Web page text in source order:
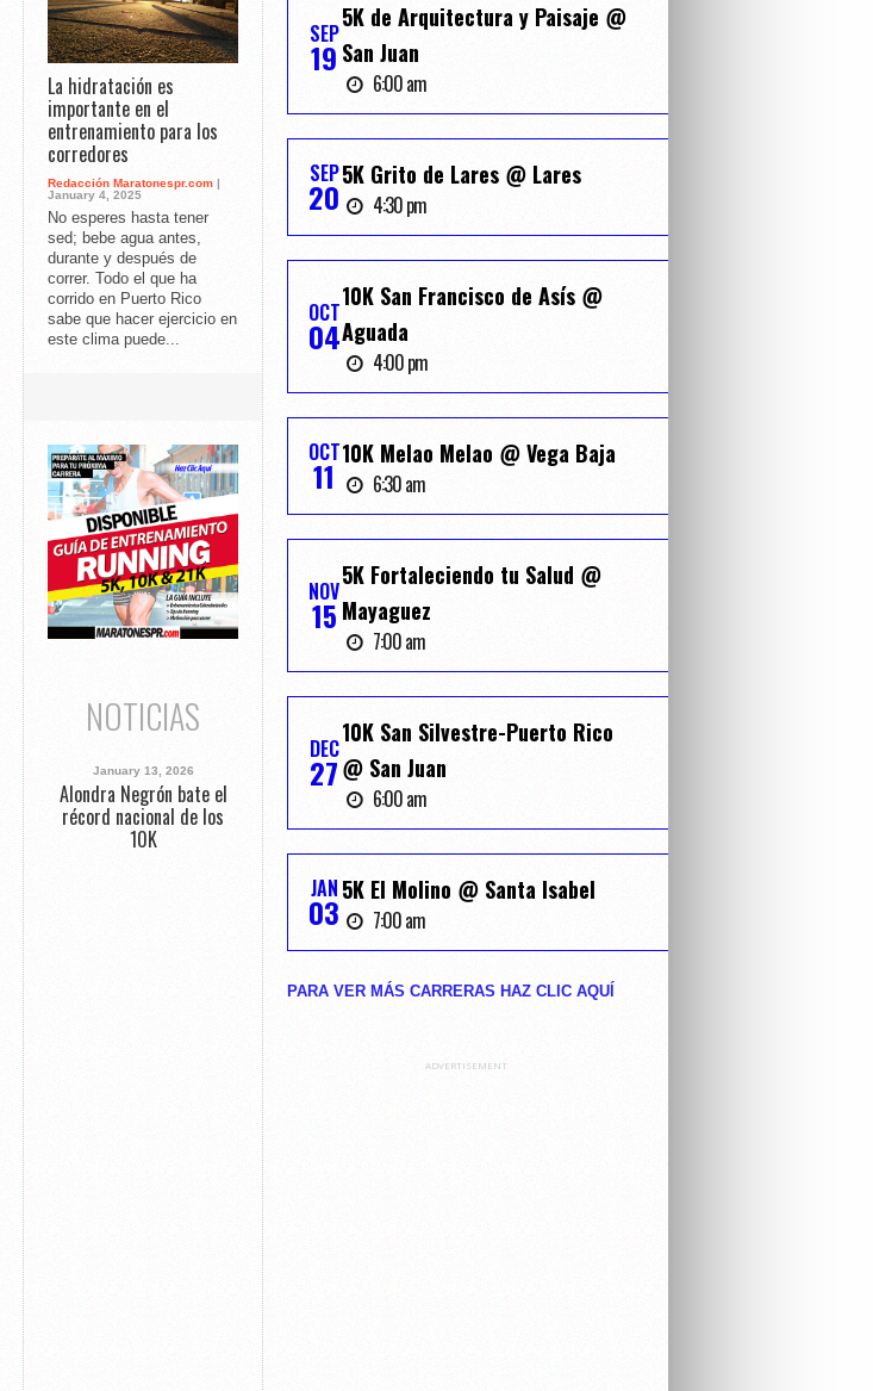
La hidratación es
importante en el
entrenamiento para los
corredores
Redacción Maratonespr.com |
January 4, 2025
No esperes hasta tener
sed; bebe agua antes,
durante y después de
correr. Todo el que ha
corrido en Puerto Rico
sabe que hacer ejercicio en
este clima puede...
NOTICIAS
January 13, 2026
Alondra Negrón bate el
récord nacional de los
10K
SEP
19
5K de Arquitectura y Paisaje @
San Juan
6:00 am
SEP
20
5K Grito de Lares @ Lares
4:30 pm
OCT
04
10K San Francisco de Asís @
Aguada
4:00 pm
OCT
11
10K Melao Melao @ Vega Baja
6:30 am
NOV
15
5K Fortaleciendo tu Salud @
Mayaguez
7:00 am
DEC
27
10K San Silvestre-Puerto Rico
@ San Juan
6:00 am
JAN
03
5K El Molino @ Santa Isabel
7:00 am
PARA VER MÁS CARRERAS HAZ CLIC AQUĺ
ADVERTISEMENT